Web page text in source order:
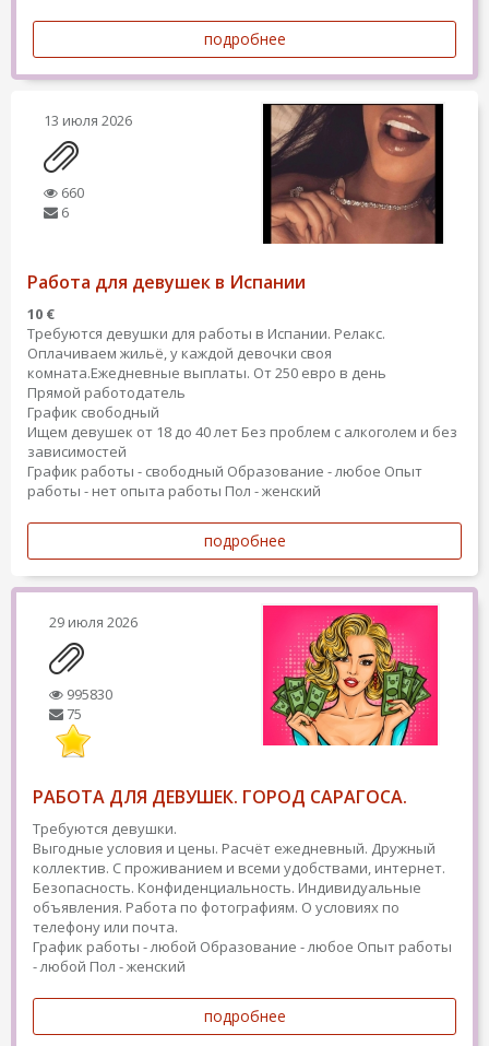
подробнее
13 июля 2026
660
6
Работа для девушек в Испании
10 €
Требуются девушки для работы в Испании. Релакс.
Оплачиваем жильё, у каждой девочки своя
комната.Ежедневные выплаты. От 250 евро в день
Прямой работодатель
График свободный
Ищем девушек от 18 до 40 лет Без проблем с алкоголем и без
зависимостей
График работы - свободный Образование - любое Опыт
работы - нет опыта работы Пол - женский
подробнее
29 июля 2026
995830
75
РАБОТА ДЛЯ ДЕВУШЕК. ГОРОД САРАГОСА.
Требуются девушки.
Выгодные условия и цены. Расчёт ежедневный. Дружный
коллектив. С проживанием и всеми удобствами, интернет.
Безопасность. Конфиденциальность. Индивидуальные
объявления. Работа по фотографиям. О условиях по
телефону или почта.
График работы - любой Образование - любое Опыт работы
- любой Пол - женский
подробнее